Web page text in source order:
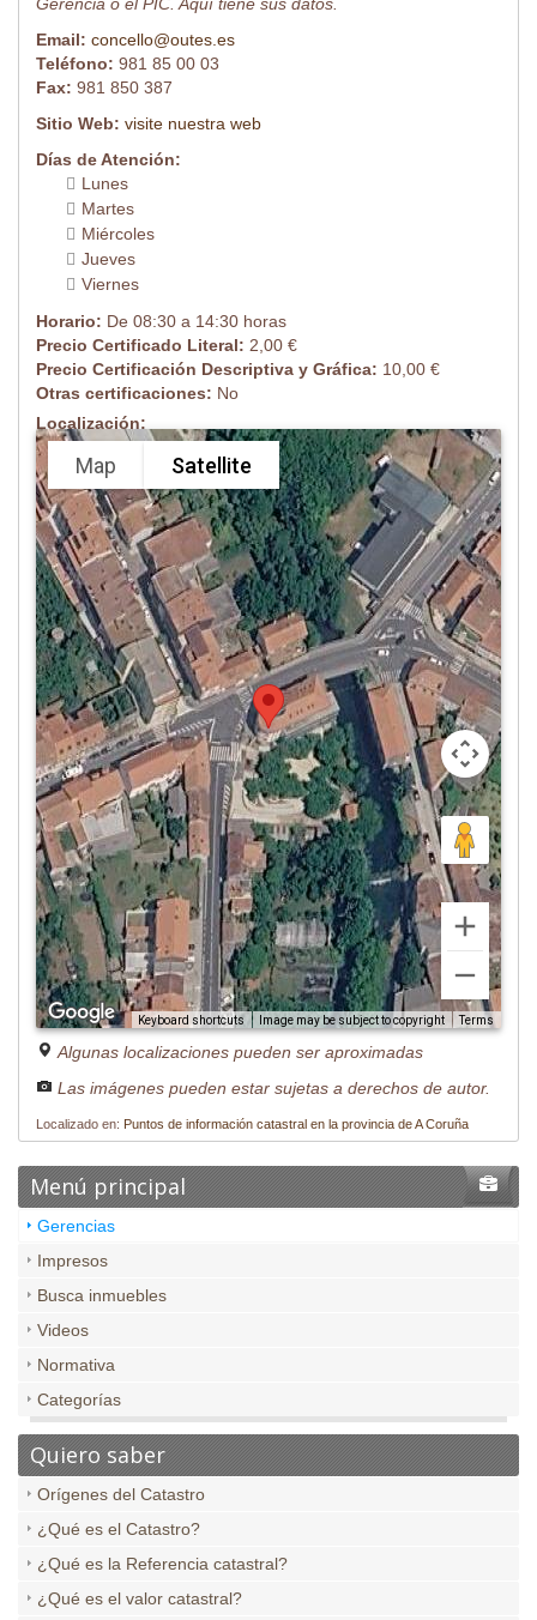
Gerencia o el PIC. Aquí tiene sus datos.
Email: concello@outes.es
Teléfono: 981 85 00 03
Fax: 981 850 387
Sitio Web: visite nuestra web
Días de Atención:
Lunes
Martes
Miércoles
Jueves
Viernes
Horario: De 08:30 a 14:30 horas
Precio Certificado Literal: 2,00 €
Precio Certificación Descriptiva y Gráfica: 10,00 €
Otras certificaciones: No
Localización:
Map Satellite
Keyboard shortcuts Image may be subject to copyright Terms
Algunas localizaciones pueden ser aproximadas
Las imágenes pueden estar sujetas a derechos de autor.
Localizado en: Puntos de información catastral en la provincia de A Coruña
Menú principal
Gerencias
Impresos
Busca inmuebles
Videos
Normativa
Categorías
Quiero saber
Orígenes del Catastro
¿Qué es el Catastro?
¿Qué es la Referencia catastral?
¿Qué es el valor catastral?